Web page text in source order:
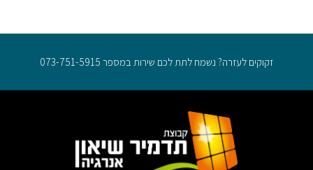
זקוקים לעזרה? נשמח לתת לכם שירות במספר 073-751-5915